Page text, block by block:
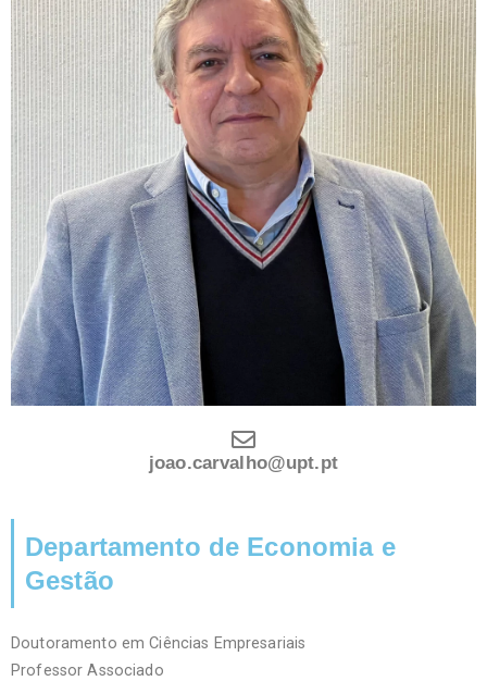
joao.carvalho@upt.pt
Departamento de Economia e
Gestão
Doutoramento em Ciências Empresariais
Professor Associado